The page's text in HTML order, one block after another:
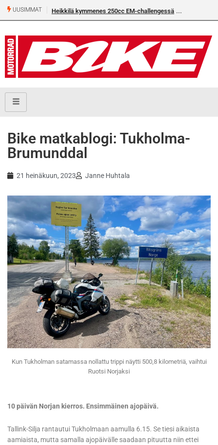
UUSIMMAT Rantala flat trackin Euroopan Cupin mestari
Bike matkablogi: Tukholma-
Brumunddal
21 heinäkuun, 2023 Janne Huhtala
Kun Tukholman satamassa nollattu trippi näytti 500,8 kilometriä, vaihtui
Ruotsi Norjaksi
10 päivän Norjan kierros. Ensimmäinen ajopäivä.
Tallink-Silja rantautui Tukholmaan aamulla 6.15. Se tiesi aikaista
aamiaista, mutta samalla ajopäivälle saadaan pituutta niin ettei